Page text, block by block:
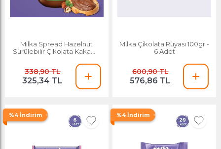
Milka Spread Hazelnut
Sürülebilir Çikolata Kakaolu
338,90 TL
325,34 TL
Milka Çikolata Rüyası 100gr -
6 Adet
600,90 TL
576,86 TL
%4 İndirim %4 İndirim